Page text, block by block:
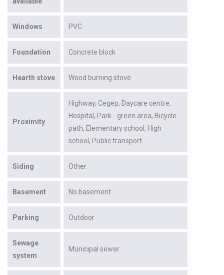
Windows PVC
Foundation Concrete block
Hearth stove Wood burning stove
Proximity
Highway Cegep Daycare centre
Hospital Park - green area Bicycle
path Elementary school High
school Public transport
Siding Other
Basement No basement
Parking Outdoor
Sewage
system
Municipal sewer